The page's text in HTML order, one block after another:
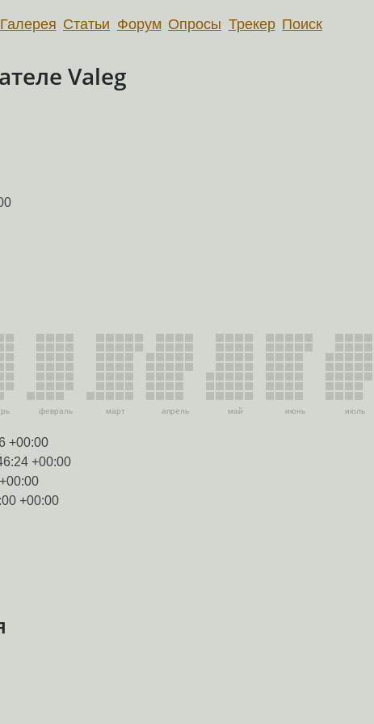
Галерея Статьи Форум Опросы Трекер Поиск
Valeg
февраль март апрель май июнь июль
+00:00
+00:00
+00:00